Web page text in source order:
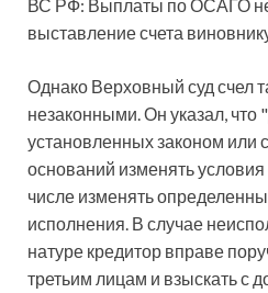
ВС РФ: Выплаты по ОСАГО
выставление счета
Однако Верховный суд счел
незаконными. Он указал, что
установленных законом или
оснований изменять условия
числе изменять
исполнения. В случае
натуре кредитор вправе
третьим лицам и взыскать с